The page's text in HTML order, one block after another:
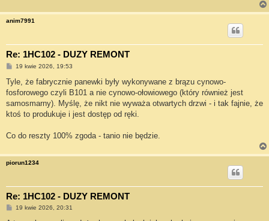
anim7991
Re: 1HC102 - DUZY REMONT
P
s
19 kwie 2026, 19:53
Tyle, że fabrycznie panewki były wykonywane z brązu cynowo-
fosforowego czyli B101 a nie cynowo-ołowiowego (który również jest
samosmarny). Myślę, że nikt nie wyważa otwartych drzwi - i tak fajnie, że
ktoś to produkuje i jest dostęp od ręki.
Co do reszty 100% zgoda - tanio nie będzie.
piorun1234
Re: 1HC102 - DUZY REMONT
P19 kwie 2026, 20:31